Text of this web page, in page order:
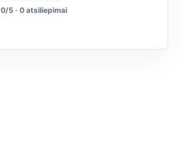
0/5 · 0 atsiliepimai